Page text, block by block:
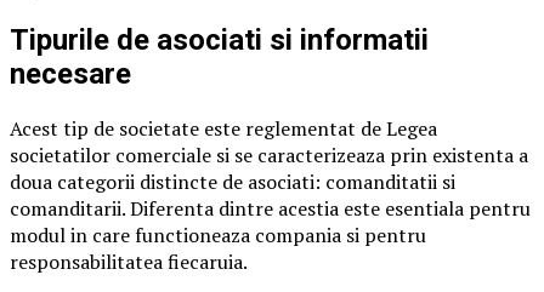
Tipurile de asociati si informatii
necesare
Acest tip de societate este reglementat de Legea
societatilor comerciale si se caracterizeaza prin existenta a
doua categorii distincte de asociati: comanditatii si
comanditarii. Diferenta dintre acestia este esentiala pentru
modul in care functioneaza compania si pentru
responsabilitatea fiecaruia.